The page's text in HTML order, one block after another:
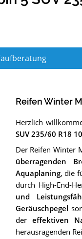
Reifen Winter
Herzlich
SUV 235/60 R18
Der Reifen Winter
überragenden
Aquaplaning, die
durch High-End-
und
Geräuschpegel
dereffektiven
herausragenden